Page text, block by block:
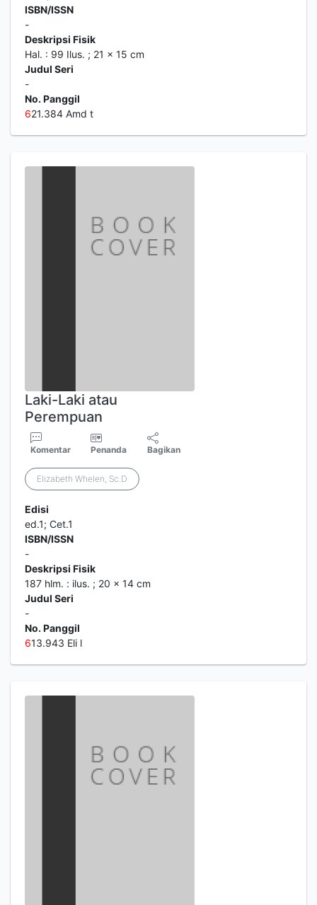
ISBN/ISSN
-
Deskripsi Fisik
Hal. : 99 Ilus. ; 21 x 15 cm
Judul Seri
-
No. Panggil
621.384 Amd t
Laki-Laki atau
Perempuan
Komentar Penanda Bagikan
Elizabeth Whelen, Sc.D
Edisi
ed.1; Cet.1
ISBN/ISSN
-
Deskripsi Fisik
187 hlm. : ilus. ; 20 x 14 cm
Judul Seri
-
No. Panggil
613.943 Eli l